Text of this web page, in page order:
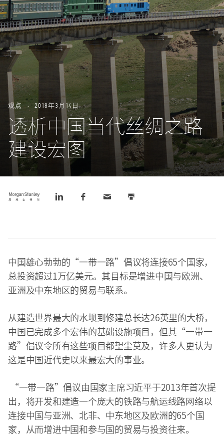
观点 2018年3月14日
透析中国当代丝绸之路
建设宏图
LinkedIn
中国雄心勃勃的“一带一路”倡议将连接65个国家，
总投资超过1万亿美元。其目标是增进中国与欧洲、
亚洲及中东地区的贸易与联系。
从建造世界最大的水坝到修建总长达26英里的大桥，
中国已完成多个宏伟的基础设施项目，但其“一带一
路”倡议令所有这些项目都望尘莫及，许多人更认为
这是中国近代史以来最宏大的事业。
“一带一路”倡议由国家主席习近平于2013年首次提
出，将开发和建造一个庞大的铁路与航运线路网络以
连接中国与亚洲、北非、中东地区及欧洲的65个国
家，从而增进中国和参与国的贸易与投资往来。